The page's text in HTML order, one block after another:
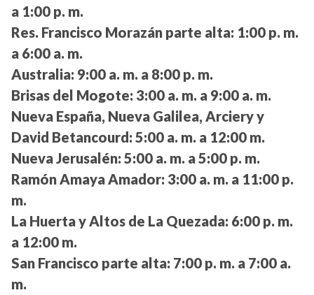
a 1:00 p. m.
Res. Francisco Morazán parte alta: 1:00 p. m.
a 6:00 a. m.
Australia: 9:00 a. m. a 8:00 p. m.
Brisas del Mogote: 3:00 a. m. a 9:00 a. m.
Nueva España, Nueva Galilea, Arciery y
David Betancourd: 5:00 a. m. a 12:00 m.
Nueva Jerusalén: 5:00 a. m. a 5:00 p. m.
Ramón Amaya Amador: 3:00 a. m. a 11:00 p.
m.
La Huerta y Altos de La Quezada: 6:00 p. m.
a 12:00 m.
San Francisco parte alta: 7:00 p. m. a 7:00 a.
m.